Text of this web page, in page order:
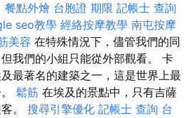
餐點外燴 台胞證 期限 記帳士 查詢
seo教學 經絡按摩教學 南屯按摩
美容 在特殊情況下，儘管我們的同
我們的小組只能從外部觀看。 卡
最著名的建築之一，這是世界上最
鬆筋 在埃及的景點中，只有吉薩
。 搜尋引擎優化 記帳士 查詢 台